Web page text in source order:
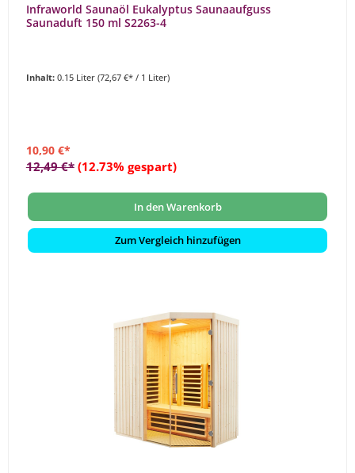
Infraworld Saunaöl Eukalyptus Saunaaufguss
Saunaduft 150 ml S2263-4
Inhalt: 0.15 Liter (72,67 €* / 1 Liter)
10,90 €*
12,49 €* (12.73% gespart)
In den Warenkorb
Zum Vergleich hinzufügen